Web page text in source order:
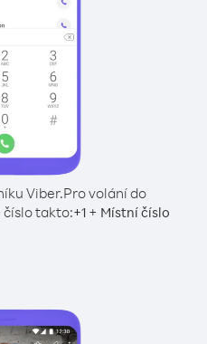
Viber.Pro volání do
číslo takto:+1 + Místní číslo